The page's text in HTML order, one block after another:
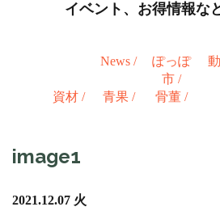
イベント、お得情報な
News /
ぽっぽ
市 /
資材 / 青果 / 骨董 /
image1
2021.12.07 火